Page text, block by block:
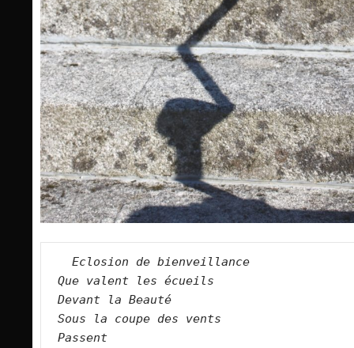
Eclosion de bienveillance
Que valent les écueils
Devant la Beauté
Sous la coupe des vents
Passent